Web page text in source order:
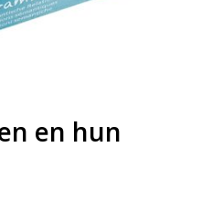
en hun